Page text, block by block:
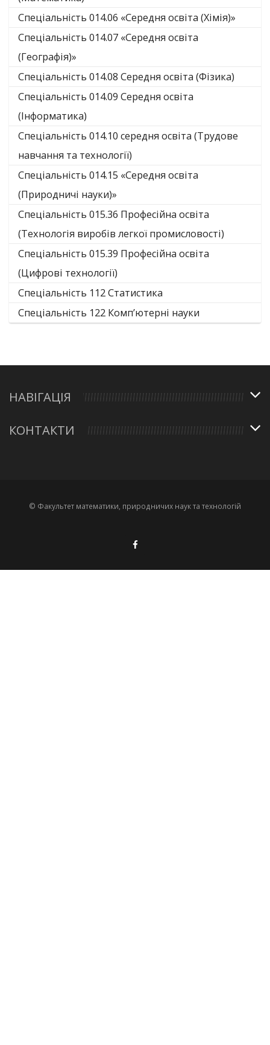
Спеціальність 014.06 «Середня освіта (Хімія)»
Спеціальність 014.07 «Середня освіта
(Географія)»
Спеціальність 014.08 Середня освіта (Фізика)
Спеціальність 014.09 Середня освіта
(Інформатика)
Спеціальність 014.10 середня освіта (Трудове
навчання та технології)
Спеціальність 014.15 «Середня освіта
(Природничі науки)»
Спеціальність 015.36 Професійна освіта
(Технологія виробів легкої промисловості)
Спеціальність 015.39 Професійна освіта
(Цифрові технології)
Спеціальність 112 Статистика
Спеціальність 122 Комп’ютерні науки
НАВІГАЦІЯ
КОНТАКТИ
© Факультет математики, природничих наук та технологій